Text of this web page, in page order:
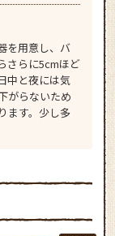
を用意し、バ
さらに5cmほど
中と夜には気
がらないため
ます。少し多